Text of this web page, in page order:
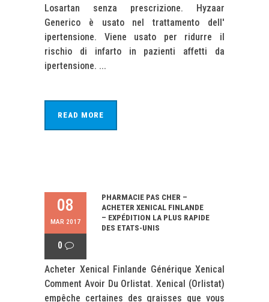
Losartan senza prescrizione. Hyzaar
Generico è usato nel trattamento dell'
ipertensione. Viene usato per ridurre il
rischio di infarto in pazienti affetti da
ipertensione. ...
READ MORE
08
MAR 2017
0
PHARMACIE PAS CHER –
ACHETER XENICAL FINLANDE
– EXPÉDITION LA PLUS RAPIDE
DES ETATS-UNIS
Acheter Xenical Finlande Générique Xenical
Comment Avoir Du Orlistat. Xenical (Orlistat)
empêche certaines des graisses que vous